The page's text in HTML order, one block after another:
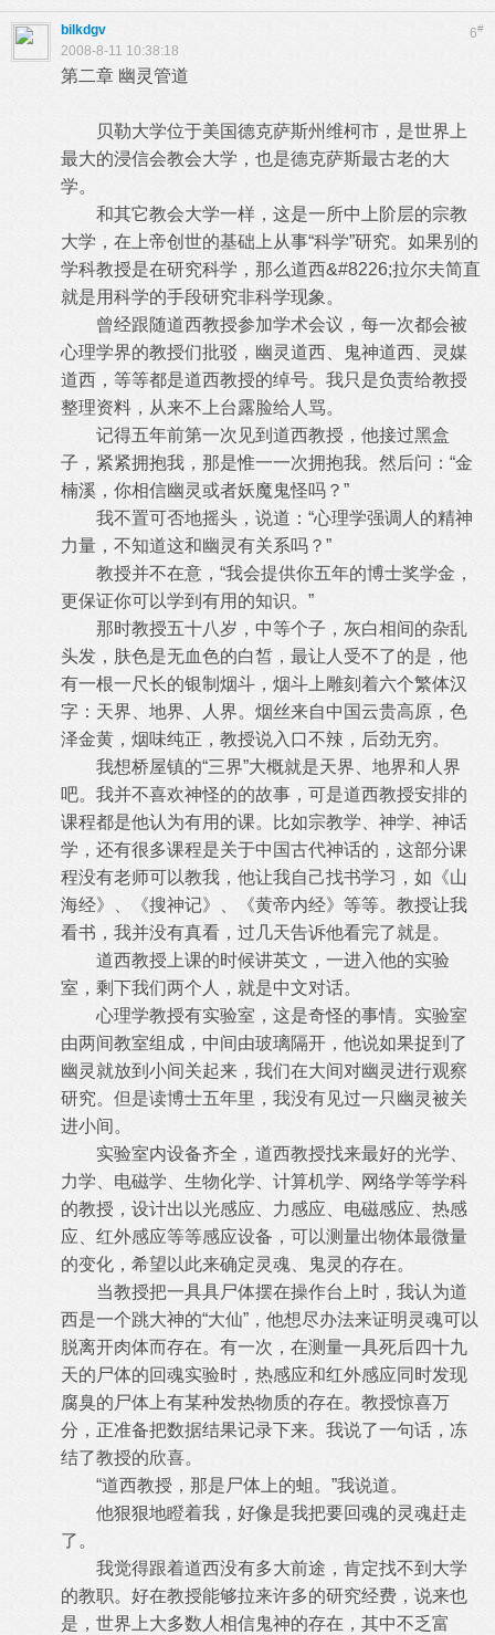
6#
bilkdgv
2008-8-11 10:38:18
第二章 幽灵管道
贝勒大学位于美国德克萨斯州维柯市，是世界上
最大的浸信会教会大学，也是德克萨斯最古老的大
学。
和其它教会大学一样，这是一所中上阶层的宗教
大学，在上帝创世的基础上从事“科学”研究。如果别的
学科教授是在研究科学，那么道西&#8226;拉尔夫简直
就是用科学的手段研究非科学现象。
曾经跟随道西教授参加学术会议，每一次都会被
心理学界的教授们批驳，幽灵道西、鬼神道西、灵媒
道西，等等都是道西教授的绰号。我只是负责给教授
整理资料，从来不上台露脸给人骂。
记得五年前第一次见到道西教授，他接过黑盒
子，紧紧拥抱我，那是惟一一次拥抱我。然后问：“金
楠溪，你相信幽灵或者妖魔鬼怪吗？”
我不置可否地摇头，说道：“心理学强调人的精神
力量，不知道这和幽灵有关系吗？”
教授并不在意，“我会提供你五年的博士奖学金，
更保证你可以学到有用的知识。”
那时教授五十八岁，中等个子，灰白相间的杂乱
头发，肤色是无血色的白皙，最让人受不了的是，他
有一根一尺长的银制烟斗，烟斗上雕刻着六个繁体汉
字：天界、地界、人界。烟丝来自中国云贵高原，色
泽金黄，烟味纯正，教授说入口不辣，后劲无穷。
我想桥屋镇的“三界”大概就是天界、地界和人界
吧。我并不喜欢神怪的的故事，可是道西教授安排的
课程都是他认为有用的课。比如宗教学、神学、神话
学，还有很多课程是关于中国古代神话的，这部分课
程没有老师可以教我，他让我自己找书学习，如《山
海经》、《搜神记》、《黄帝内经》等等。教授让我
看书，我并没有真看，过几天告诉他看完了就是。
道西教授上课的时候讲英文，一进入他的实验
室，剩下我们两个人，就是中文对话。
心理学教授有实验室，这是奇怪的事情。实验室
由两间教室组成，中间由玻璃隔开，他说如果捉到了
幽灵就放到小间关起来，我们在大间对幽灵进行观察
研究。但是读博士五年里，我没有见过一只幽灵被关
进小间。
实验室内设备齐全，道西教授找来最好的光学、
力学、电磁学、生物化学、计算机学、网络学等学科
的教授，设计出以光感应、力感应、电磁感应、热感
应、红外感应等等感应设备，可以测量出物体最微量
的变化，希望以此来确定灵魂、鬼灵的存在。
当教授把一具具尸体摆在操作台上时，我认为道
西是一个跳大神的“大仙”，他想尽办法来证明灵魂可以
脱离开肉体而存在。有一次，在测量一具死后四十九
天的尸体的回魂实验时，热感应和红外感应同时发现
腐臭的尸体上有某种发热物质的存在。教授惊喜万
分，正准备把数据结果记录下来。我说了一句话，冻
结了教授的欣喜。
“道西教授，那是尸体上的蛆。”我说道。
他狠狠地瞪着我，好像是我把要回魂的灵魂赶走
了。
我觉得跟着道西没有多大前途，肯定找不到大学
的教职。好在教授能够拉来许多的研究经费，说来也
是，世界上大多数人相信鬼神的存在，其中不乏富